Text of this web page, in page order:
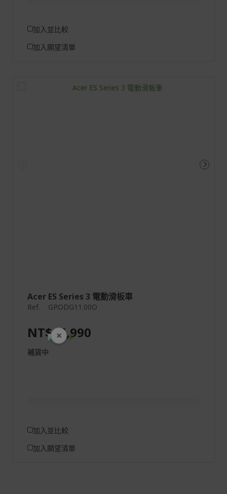
加入並比較
加入願望清單
Acer ES Series 3 電動滑板車
Ref. GP.ODG11.00O
NT$16,990
補貨中
加入並比較
加入願望清單
× 開學裝備全面降價